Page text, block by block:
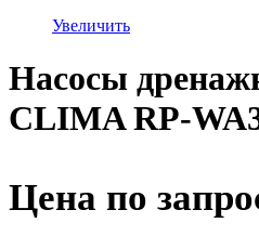
Увеличить
Насосы
CLIMA RP-
Цена по